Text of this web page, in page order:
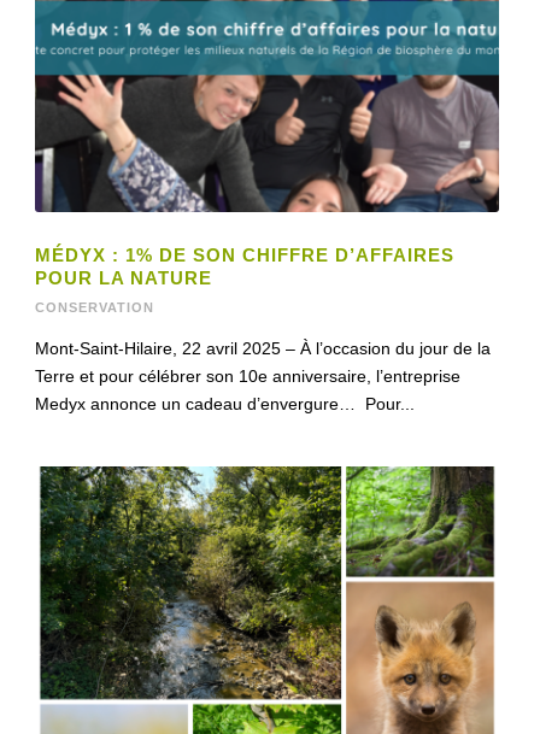
MÉDYX : 1% DE SON CHIFFRE D’AFFAIRES
POUR LA NATURE
CONSERVATION
Mont-Saint-Hilaire, 22 avril 2025 – À l’occasion du jour de la
Terre et pour célébrer son 10e anniversaire, l’entreprise
Medyx annonce un cadeau d’envergure… Pour...